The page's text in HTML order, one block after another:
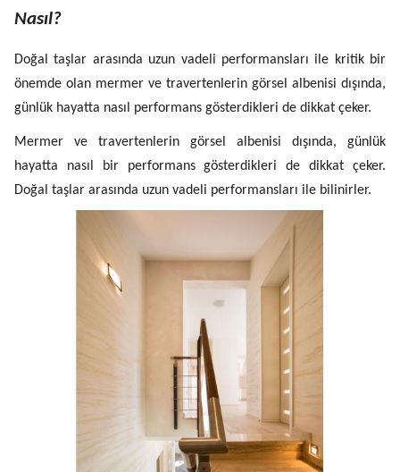
Nasıl?
Doğal taşlar arasında uzun vadeli performansları ile kritik bir
önemde olan mermer ve travertenlerin görsel albenisi dışında,
günlük hayatta nasıl performans gösterdikleri de dikkat çeker.
Mermer ve travertenlerin görsel albenisi dışında, günlük
hayatta nasıl bir performans gösterdikleri de dikkat çeker.
Doğal taşlar arasında uzun vadeli performansları ile bilinirler.